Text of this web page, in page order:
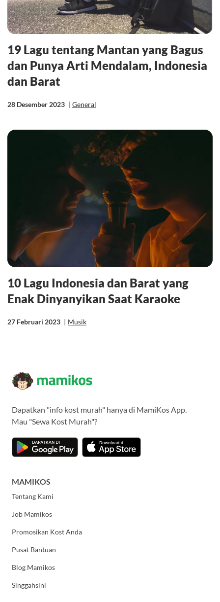
19 Lagu tentang Mantan yang Bagus
dan Punya Arti Mendalam, Indonesia
dan Barat
28 Desember 2023 | General
10 Lagu Indonesia dan Barat yang
Enak Dinyanyikan Saat Karaoke
27 Februari 2023 | Musik
Dapatkan "info kost murah" hanya di MamiKos App.
Mau "Sewa Kost Murah"?
MAMIKOS
Tentang Kami
Job Mamikos
Promosikan Kost Anda
Pusat Bantuan
Blog Mamikos
Singgahsini